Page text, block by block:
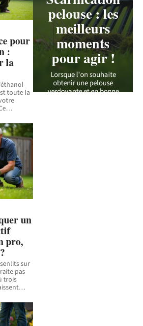
pour
:
la
toute la
…
un
pro,
sur
pas
trois
…
pelouse : les
meilleurs
moments
pour agir !
Lorsque l'on souhaite
obtenir une pelouse
verdoyante et en bonne